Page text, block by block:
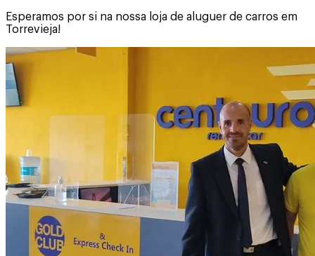
Esperamos por si na nossa loja de aluguer de carros em
Torrevieja!